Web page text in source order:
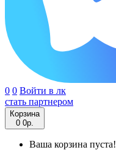
0 0 Войти в лк
стать партнером
Корзина
0 0р.
Ваша корзина пуста!